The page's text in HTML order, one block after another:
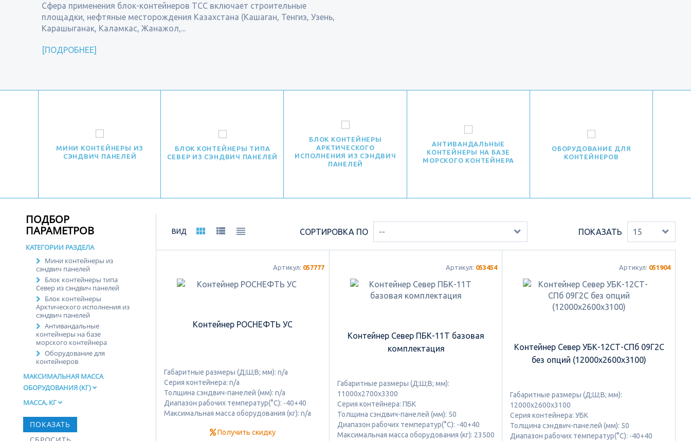
Сфера применения блок-контейнеров ТСС включает строительные
площадки, нефтяные месторождения Казахстана (Кашаган, Тенгиз, Узень,
Карашыганак, Каламкас, Жанажол,...
ПОДРОБНЕЕ
МИНИ КОНТЕЙНЕРЫ ИЗ
СЭНДВИЧ ПАНЕЛЕЙ
БЛОК КОНТЕЙНЕРЫ ТИПА
СЕВЕР ИЗ СЭНДВИЧ ПАНЕЛЕЙ
БЛОК КОНТЕЙНЕРЫ
АРКТИЧЕСКОГО
ИСПОЛНЕНИЯ ИЗ СЭНДВИЧ
ПАНЕЛЕЙ
АНТИВАНДАЛЬНЫЕ
КОНТЕЙНЕРЫ НА БАЗЕ
МОРСКОГО КОНТЕЙНЕРА
ОБОРУДОВАНИЕ ДЛЯ
КОНТЕЙНЕРОВ
ВИД СОРТИРОВКА ПО -- ПОКАЗАТЬ 15
Артикул: 057777
Контейнер РОСНЕФТЬ УС
Габаритные размеры (Д;Ш;В; мм): n/a
Серия контейнера: n/a
Толщина сэндвич-панелей (мм): n/a
Диапазон рабочих температур(°C): -40+40
Максимальная масса оборудования (кг): n/a
Получить скидку
Артикул: 053454
Контейнер Север ПБК-11Т базовая
комплектация
Габаритные размеры (Д;Ш;В; мм):
11000х2700х3300
Серия контейнера: ПБК
Толщина сэндвич-панелей (мм): 50
Диапазон рабочих температур(°C): -40+40
Максимальная масса оборудования (кг): 23500
Артикул: 051904
Контейнер Север УБК-12СТ-СПб 09Г2С
без опций (12000х2600х3100)
Габаритные размеры (Д;Ш;В; мм):
12000х2600х3100
Серия контейнера: УБК
Толщина сэндвич-панелей (мм): 50
Диапазон рабочих температур(°C): -40+40
ПОДБОР
ПАРАМЕТРОВ
КАТЕГОРИИ РАЗДЕЛА
Мини контейнеры из
сэндвич панелей
Блок контейнеры типа
Север из сэндвич панелей
Блок контейнеры
Арктического исполнения из
сэндвич панелей
Антивандальные
контейнеры на базе
морского контейнера
Оборудование для
контейнеров
МАКСИМАЛЬНАЯ МАССА
ОБОРУДОВАНИЯ (КГ)
МАССА, КГ